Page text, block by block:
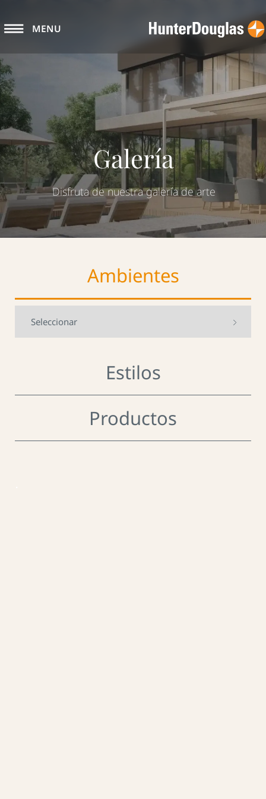
MENU
Galería
Disfruta de nuestra galería de arte
Ambientes
Estilos
Productos